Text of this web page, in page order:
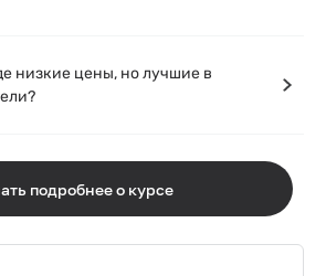
низкие цены, но лучшие в
подробнее о курсе